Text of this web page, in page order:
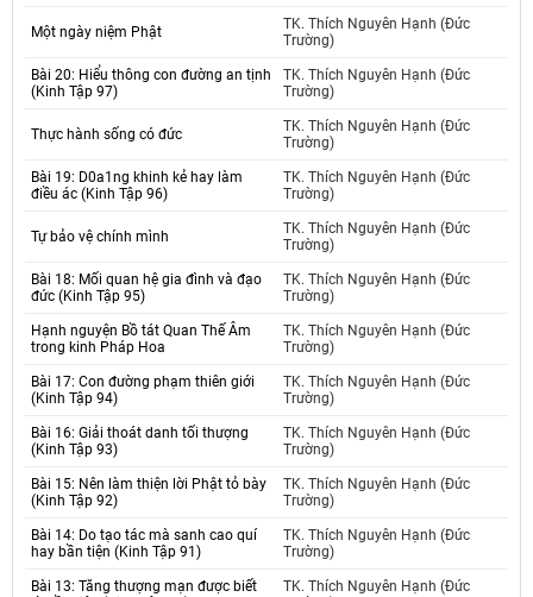
Một ngày niệm Phật
TK. Thích Nguyên Hạnh (Đức
Trường)
Bài 20: Hiểu thông con đường an tịnh
(Kinh Tập 97)
TK. Thích Nguyên Hạnh (Đức
Trường)
Thực hành sống có đức
TK. Thích Nguyên Hạnh (Đức
Trường)
Bài 19: D0a1ng khinh kẻ hay làm
điều ác (Kinh Tập 96)
TK. Thích Nguyên Hạnh (Đức
Trường)
Tự bảo vệ chính mình
TK. Thích Nguyên Hạnh (Đức
Trường)
Bài 18: Mối quan hệ gia đình và đạo
đức (Kinh Tập 95)
TK. Thích Nguyên Hạnh (Đức
Trường)
Hạnh nguyện Bồ tát Quan Thế Âm
trong kinh Pháp Hoa
TK. Thích Nguyên Hạnh (Đức
Trường)
Bài 17: Con đường phạm thiên giới
(Kinh Tập 94)
TK. Thích Nguyên Hạnh (Đức
Trường)
Bài 16: Giải thoát danh tối thượng
(Kinh Tập 93)
TK. Thích Nguyên Hạnh (Đức
Trường)
Bài 15: Nên làm thiện lời Phật tỏ bày
(Kinh Tập 92)
TK. Thích Nguyên Hạnh (Đức
Trường)
Bài 14: Do tạo tác mà sanh cao quí
hay bần tiện (Kinh Tập 91)
TK. Thích Nguyên Hạnh (Đức
Trường)
Bài 13: Tăng thượng mạn được biết
TK. Thích Nguyên Hạnh (Đức